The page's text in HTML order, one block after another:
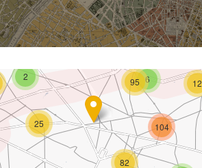
12
104
82
25
95
2 6